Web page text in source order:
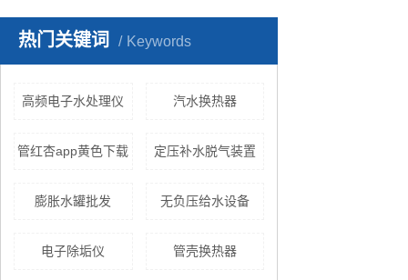
热门关键词 Keywords
高频电子水处理仪 汽水换热器
管红杏app黄色下载 定压补水脱气装置
膨胀水罐批发 无负压给水设备
电子除垢仪 管壳换热器